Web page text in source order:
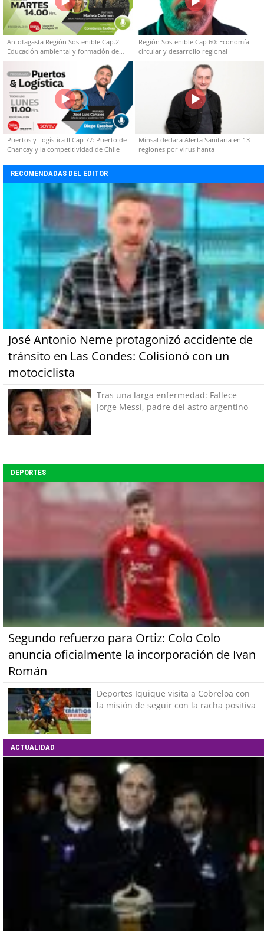
Antofagasta Región Sostenible Cap.2:
Educación ambiental y formación de
capacidades técnicas
Región Sostenible Cap 60: Economía
circular y desarrollo regional
Puertos y Logística II Cap 77: Puerto de
Chancay y la competitividad de Chile
Minsal declara Alerta Sanitaria en 13
regiones por virus hanta
RECOMENDADAS DEL EDITOR
José Antonio Neme protagonizó accidente de
tránsito en Las Condes: Colisionó con un
motociclista
Tras una larga enfermedad: Fallece
Jorge Messi, padre del astro argentino
DEPORTES
Segundo refuerzo para Ortiz: Colo Colo
anuncia oficialmente la incorporación de Ivan
Román
Deportes Iquique visita a Cobreloa con
la misión de seguir con la racha positiva
ACTUALIDAD